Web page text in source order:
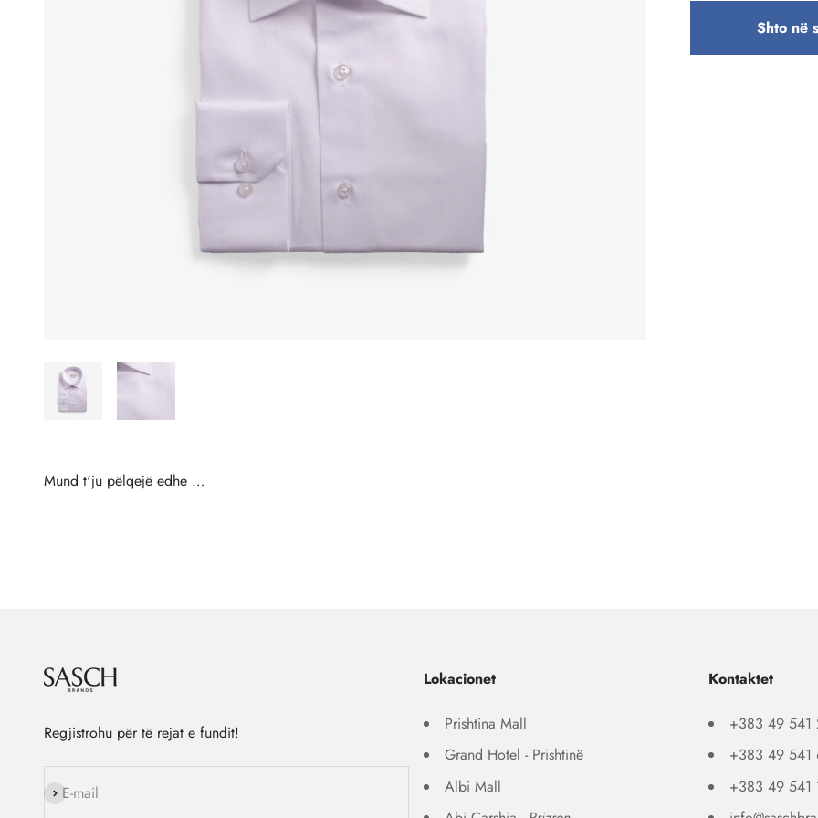
Shto në
Regjistrohu për të rejat e fundit!
E-mail
Na ndiq
Lokacionet
Prishtina Mall
Grand Hotel - Prishtinë
Albi Mall
Kontaktet
+383 49 541
+383 49 541
+383 49 541